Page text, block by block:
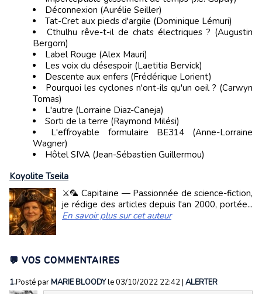
Déconnexion (Aurélie Seiller)
Tat-Cret aux pieds d'argile (Dominique Lémuri)
Cthulhu rêve-t-il de chats électriques ? (Augustin
Bergorn)
Label Rouge (Alex Mauri)
Les voix du désespoir (Laetitia Bervick)
Descente aux enfers (Frédérique Lorient)
Pourquoi les cyclones n'ont-ils qu'un oeil ? (Carwyn
Tomas)
L'autre (Lorraine Diaz-Caneja)
Sorti de la terre (Raymond Milési)
L'effroyable formulaire BE314 (Anne-Lorraine
Wagner)
Hôtel SIVA (Jean-Sébastien Guillermou)
Koyolite Tseila
⚔️🦜 Capitaine — Passionnée de science-fiction,
je rédige des articles depuis l'an 2000, portée...
En savoir plus sur cet auteur
💬 VOS COMMENTAIRES
1.Posté parMARIE BLOODYle 03/10/2022 22:42| ALERTER